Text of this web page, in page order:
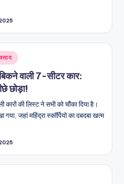
वाली 7-सीटर कार:
छोड़ा!
की लिस्ट ने सभी को चौंका दिया है।
जहां महिंद्रा स्कॉर्पियो का दबदबा खत्म